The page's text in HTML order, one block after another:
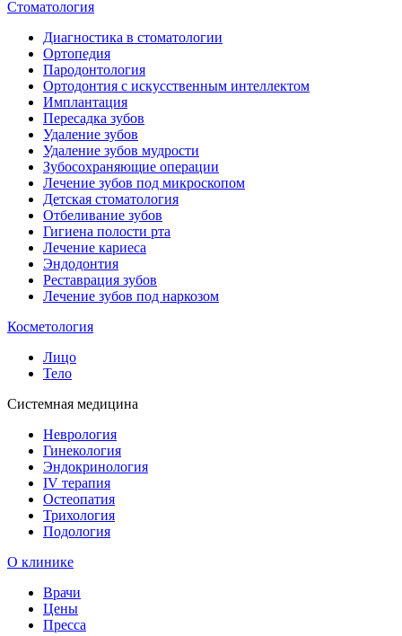
Стоматология
Диагностика в стоматологии
Ортопедия
Пародонтология
Ортодонтия с искусственным интеллектом
Имплантация
Пересадка зубов
Удаление зубов
Удаление зубов мудрости
Зубосохраняющие операции
Лечение зубов под микроскопом
Детская стоматология
Отбеливание зубов
Гигиена полости рта
Лечение кариеса
Эндодонтия
Реставрация зубов
Лечение зубов под наркозом
Косметология
Лицо
Тело
Системная медицина
Неврология
Гинекология
Эндокринология
IV терапия
Остеопатия
Трихология
Подология
О клинике
Врачи
Цены
Пресса